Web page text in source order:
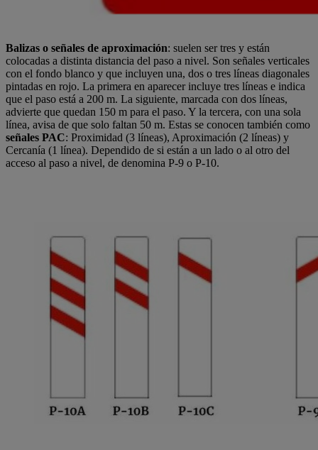
Balizas o señales de aproximación: suelen ser tres y están
colocadas a distinta distancia del paso a nivel. Son señales verticales
con el fondo blanco y que incluyen una, dos o tres líneas diagonales
pintadas en rojo. La primera en aparecer incluye tres líneas e indica
que el paso está a 200 m. La siguiente, marcada con dos líneas,
advierte que quedan 150 m para el paso. Y la tercera, con una sola
línea, avisa de que solo faltan 50 m. Estas se conocen también como
señales PAC: Proximidad (3 líneas), Aproximación (2 líneas) y
Cercanía (1 línea). Dependido de si están a un lado o al otro del
acceso al paso a nivel, de denomina P-9 o P-10.